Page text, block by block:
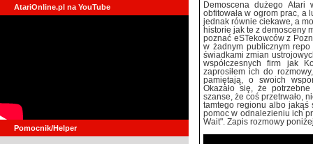
AtariOnline.pl na YouTube
Pomocnik/Helper
Demoscena dużego
obfitowała w ogrom prac, a
jednak równie ciekawe, a
historie jak te z demosceny
poznać eSTekowców z
w żadnym publicznym
świadkami zmian
współczesnych firm jak
zaprosiłem ich do
pamiętają, o swoich
Okazało się, że
szanse, że coś przetrwało,
tamtego regionu albo jakąś
pomoc w odnalezieniu ich
Wait". Zapis rozmowy